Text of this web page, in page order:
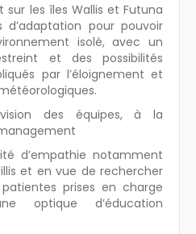
les îles Wallis et Futuna
pour pouvoir
isolé, avec un
et des possibilités
par l’éloignement et
des équipes, à la
d’empathie notamment
et en vue de rechercher
prises en charge
optique d’éducation